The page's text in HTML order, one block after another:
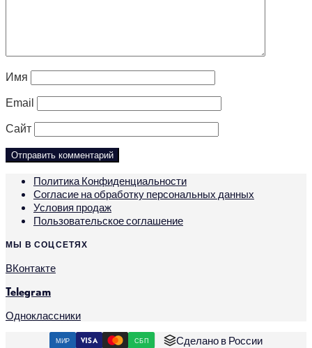
Имя
Email
Сайт
Политика Конфиденциальности
Согласие на обработку персональных данных
Условия продаж
Пользовательское соглашение
МЫ В СОЦСЕТЯХ
ВКонтакте
Telegram
Одноклассники
МИР VISA СБП Сделано в России